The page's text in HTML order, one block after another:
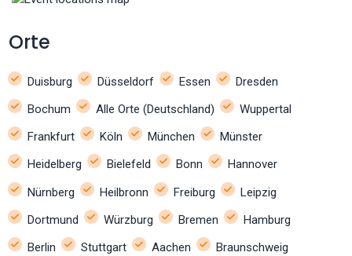
Orte
Duisburg Düsseldorf Essen
Dresden
Bochum
Alle Orte (Deutschland)
Wuppertal
Frankfurt
Köln München
Münster
Heidelberg
Bielefeld Bonn
Hannover
Nürnberg
Heilbronn Freiburg
Leipzig
Dortmund
Würzburg Bremen
Hamburg
Berlin
Stuttgart Aachen
Braunschweig